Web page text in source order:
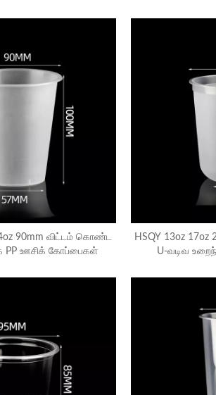
90mm விட்டம் கொண்ட
PP ஊசிக் கோப்பைகள்
HSQY 13oz
U-வடிவ